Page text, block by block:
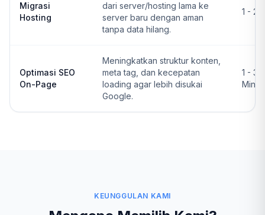
Migrasi
Hosting
dari server/hosting lama ke
server baru dengan aman
tanpa data hilang.
1 - 2
Optimasi SEO
On-Page
Meningkatkan struktur konten,
meta tag, dan kecepatan
loading agar lebih disukai
Google.
1 - 3
KEUNGGULAN KAMI